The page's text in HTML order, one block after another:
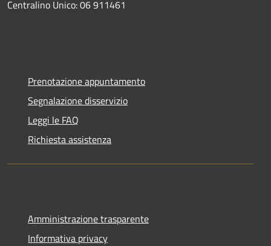
Centralino Unico: 06 911461
Prenotazione appuntamento
Segnalazione disservizio
Leggi le FAQ
Richiesta assistenza
Amministrazione trasparente
Informativa privacy